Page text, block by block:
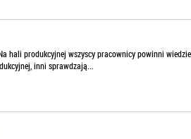
hali produkcyjnej wszyscy pracownicy powinni
inni sprawdzają...